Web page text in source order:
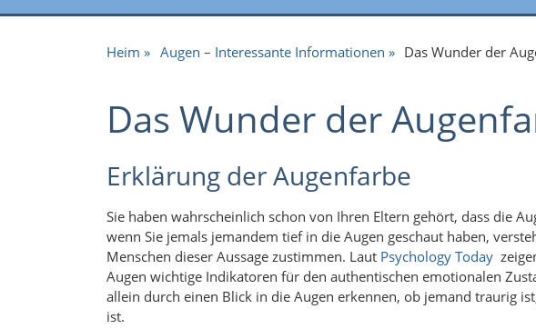
Heim Augen – Interessante Informationen Das Wunder der
Das Wunder der
Erklärung der Augenfarbe
Sie haben wahrscheinlich schon von Ihren Eltern gehört, dass die
wenn Sie jemals jemandem tief in die Augen geschaut haben,
Menschen dieser Aussage zustimmen. Laut Psychology Today
Augen wichtige Indikatoren für den authentischen emotionalen
allein durch einen Blick in die Augen erkennen, ob jemand traurig
ist.